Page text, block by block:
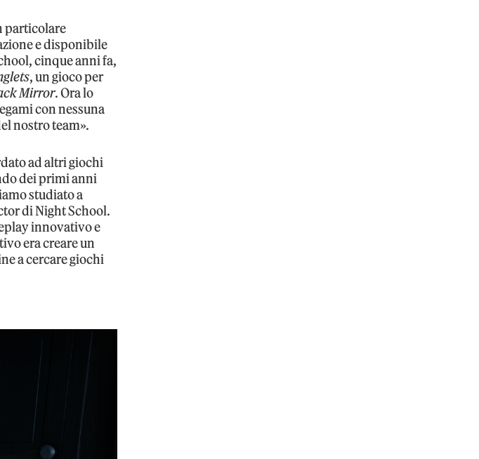
particolare
e disponibile
cinque anni fa,
, un gioco per
Mirror. Ora lo
con nessuna
nostro team».
ad altri giochi
dei primi anni
studiato a
di Night School.
innovativo e
era creare un
a cercare giochi